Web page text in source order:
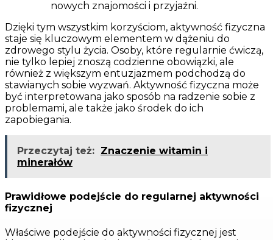
nowych znajomości i przyjaźni.
Dzięki tym wszystkim korzyściom, aktywność fizyczna
staje się kluczowym elementem w dążeniu do
zdrowego stylu życia. Osoby, które regularnie ćwiczą,
nie tylko lepiej znoszą codzienne obowiązki, ale
również z większym entuzjazmem podchodzą do
stawianych sobie wyzwań. Aktywność fizyczna może
być interpretowana jako sposób na radzenie sobie z
problemami, ale także jako środek do ich
zapobiegania.
Przeczytaj też: Znaczenie witamin i
minerałów
Prawidłowe podejście do regularnej aktywności
fizycznej
Właściwe podejście do aktywności fizycznej jest